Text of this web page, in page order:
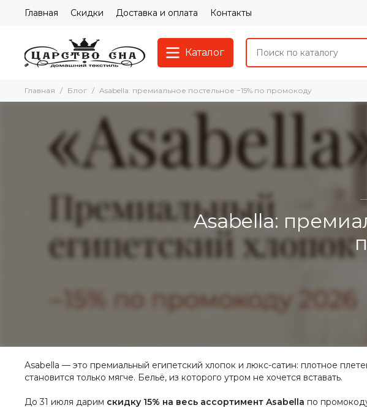
Главная Скидки Доставка и оплата Контакты
Каталог
Главная Блог Asabella: премиальное постельное −15% по промокоду
Asabella:
Asabella — это премиальный египетский хлопок и люкс-сатин: плотное
становится только мягче. Бельё, из которого утром не хочется вставать.
До 31 июля дарим скидку 15% на весь ассортимент Asabella по